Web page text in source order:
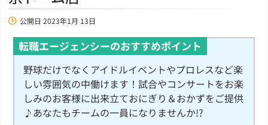
公開日 2023年1月 13日
転職エージェンシーのおすすめポイント
野球だけでなくアイドルイベントやプロレスなど楽
しい雰囲気の中働けます！試合やコンサートをお楽
しみのお客様に出来立ておにぎり＆おかずをご提供
♪あなたもチームの一員になりませんか!?